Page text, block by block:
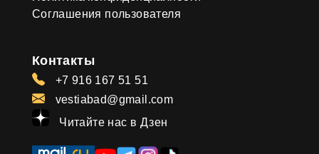
Соглашения пользователя
Контакты
+7 916 167 51 51
vestiabad@gmail.com
Читайте нас в Дзен